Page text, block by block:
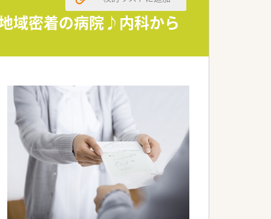
域密着の病院♪内科から